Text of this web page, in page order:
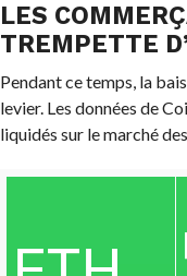
LES
TREMPETTE
Pendant ce temps, la
levier. Les données de
liquidés sur le marché